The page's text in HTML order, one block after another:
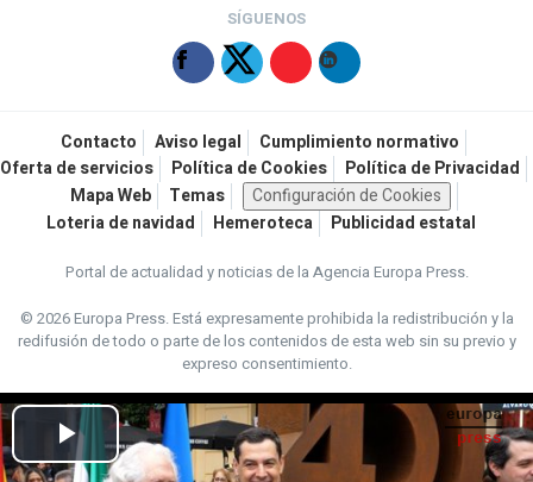
SÍGUENOS
Contacto Aviso legal
Cumplimiento normativo
Oferta de servicios
Política de Cookies
Política de Privacidad
Mapa Web
Temas
Configuración de Cookies
Loteria de navidad
Hemeroteca Publicidad estatal
Portal de actualidad y noticias de la Agencia Europa Press.
© 2026 Europa Press.Está expresamente prohibida la redistribución y la
redifusión de todo o parte de los contenidos de esta web sin su previo y
expreso consentimiento.